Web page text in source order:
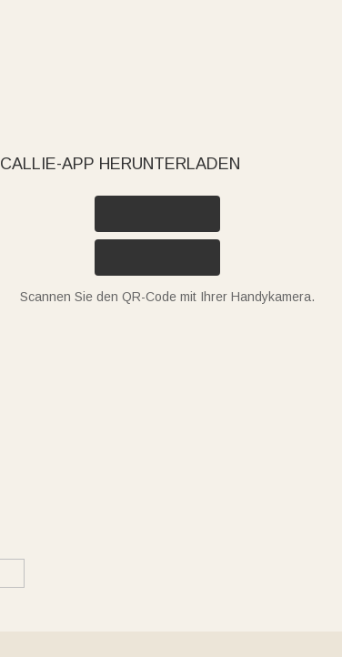
CALLIE-APP HERUNTERLADEN
Scannen Sie den QR-Code mit Ihrer Handykamera.